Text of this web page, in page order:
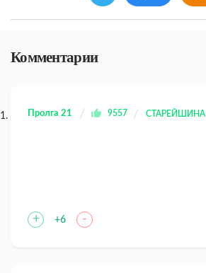
Комментарии
Пролга 21 9557 СТАРЕЙШИНА
+ +6 -